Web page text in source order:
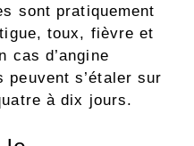
sont pratiquement
toux, fièvre et
cas d’angine
peuvent s’étaler sur
à dix jours.